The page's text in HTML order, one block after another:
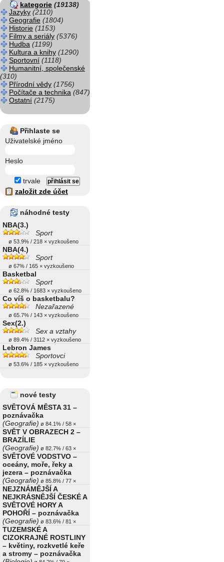
kategorie (19138)
Jazyky (2110)
Geografie (1804)
Historie (1153)
Filmy a seriály (5376)
Hudba (1199)
Kultura a knihy (1290)
Sportovní (1118)
Humanitní, společenské
(310)
Přírodní vědy (1756)
Počítače a technika (847)
Ostatní (2175)
Přihlaste se
Uživatelské jméno
Heslo
trvale
založit zde účet
náhodné testy
NBA(3.)
Sport
ø 53.9% / 218 × vyzkoušeno
NBA(4.)
Sport
ø 67% / 165 × vyzkoušeno
Basketbal
Sport
ø 62.8% / 1683 × vyzkoušeno
Co víš o basketbalu?
Nezařazené
ø 65.7% / 143 × vyzkoušeno
Sex(2.)
Sex a vztahy
ø 89.4% / 3112 × vyzkoušeno
Lebron James
Sportovci
ø 53.6% / 185 × vyzkoušeno
nové testy
SVĚTOVÁ MĚSTA 31 –
poznávačka
(Geografie) ø 84.1% / 58 ×
SVĚT V OBRAZECH 2 –
BRAZÍLIE
(Geografie) ø 82.7% / 63 ×
SVĚTOVÉ VODSTVO –
oceány, moře, řeky a
jezera – poznávačka
(Geografie) ø 85.8% / 77 ×
NEJZNÁMĚJŠÍ A
NEJKRÁSNĚJŠÍ ČESKÉ A
SVĚTOVÉ HORY A
POHOŘÍ – poznávačka
(Geografie) ø 83.6% / 81 ×
TUZEMSKÉ A
CIZOKRAJNÉ ROSTLINY
– květiny, rozkvetlé keře
a stromy – poznávačka